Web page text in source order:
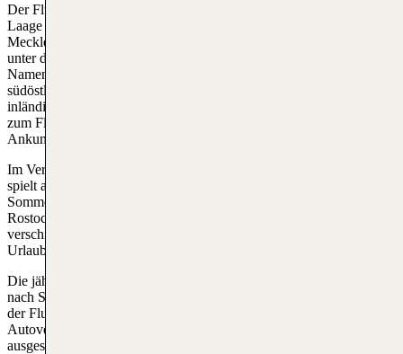
Der Flughafen Rostock, offiziell bekannt als Flughafen Rostock-
Laage (IATA-Code: RLG), befindet sich im deutschen Bundesland
Mecklenburg-Vorpommern. Der Flughafen wurde ursprünglich
unter dem Namen "Rostock-Laage Airport" eröffnet und hat diesen
Namen bis heute beibehalten. Er befindet sich etwa 28 Kilometer
südöstlich von Rostock und dient dem internationalen und
inländischen Flugverkehr. Ein
zum Flughafen Rostock-Laage, bietet Reisenden eine entspannte
Ankunft in der Nähe der Ostseeküste.
Im Vergleich zu anderen deutschen Flughäfen ist er relativ klein,
spielt aber eine wichtige Rolle für die Region, vor allem in den
Sommermonaten, wenn die Besucher an die Ostsee strömen. Von
Rostock-Laage aus gibt es regelmäßige Verbindungen zu
verschiedenen Zielen in Europa, darunter auch einige wichtige
Urlaubsregionen.
Die jährliche Passagierzahl am Flughafen Rostock-Laage kann je
nach Saison und Jahr schwanken. Trotz seiner geringen Größe ist
der Flughafen mit verschiedenen Annehmlichkeiten wie
Autovermietungen, gastronomischen Angeboten und Geschäften
ausgestattet, die den Aufenthalt am Flughafen angenehm machen.